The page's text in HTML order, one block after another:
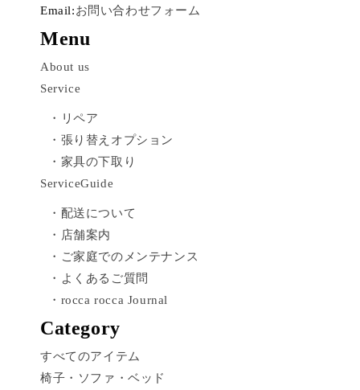
Email:お問い合わせフォーム
Menu
About us
Service
・リペア
・張り替えオプション
・家具の下取り
ServiceGuide
・配送について
・店舗案内
・ご家庭でのメンテナンス
・よくあるご質問
・rocca rocca Journal
Category
すべてのアイテム
椅子・ソファ・ベッド